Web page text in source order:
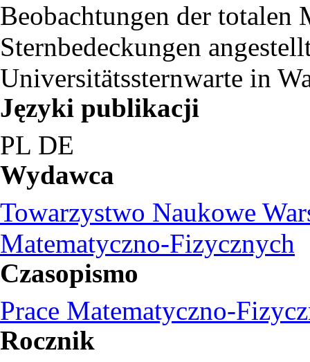
Beobachtungen der totalen
Sternbedeckungen
Universitätssternwarte in
Języki publikacji
PL DE
Wydawca
Towarzystwo Naukowe
Matematyczno-Fizycznych
Czasopismo
Prace Matematyczno-
Rocznik